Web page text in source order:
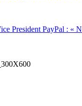
President PayPal : «